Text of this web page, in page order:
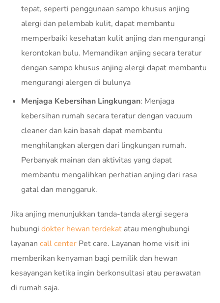
tepat, seperti penggunaan sampo khusus anjing
alergi dan pelembab kulit, dapat membantu
memperbaiki kesehatan kulit anjing dan mengurangi
kerontokan bulu. Memandikan anjing secara teratur
dengan sampo khusus anjing alergi dapat membantu
mengurangi alergen di bulunya
Menjaga Kebersihan Lingkungan: Menjaga
kebersihan rumah secara teratur dengan vacuum
cleaner dan kain basah dapat membantu
menghilangkan alergen dari lingkungan rumah.
Perbanyak mainan dan aktivitas yang dapat
membantu mengalihkan perhatian anjing dari rasa
gatal dan menggaruk.
Jika anjing menunjukkan tanda-tanda alergi segera
hubungidokter hewan terdekat atau menghubungi
layanancall center Pet care. Layanan home visit ini
memberikan kenyaman bagi pemilik dan hewan
kesayangan ketika ingin berkonsultasi atau perawatan
di rumah saja.